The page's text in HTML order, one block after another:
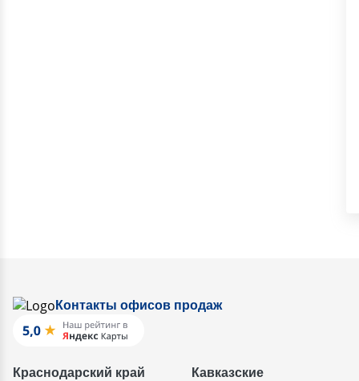
Контакты офисов продаж
Краснодарский край Кавказские